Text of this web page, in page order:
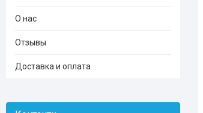
О нас
Отзывы
Доставка и оплата